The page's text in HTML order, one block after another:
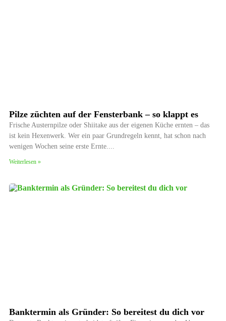
Pilze züchten auf der Fensterbank – so klappt es
Frische Austernpilze oder Shiitake aus der eigenen Küche ernten – das
ist kein Hexenwerk. Wer ein paar Grundregeln kennt, hat schon nach
wenigen Wochen seine erste Ernte.
Weiterlesen »
Banktermin als Gründer: So bereitest du dich vor